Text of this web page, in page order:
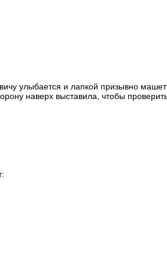
улыбается и лапкой призывно
наверх выставила, чтобы